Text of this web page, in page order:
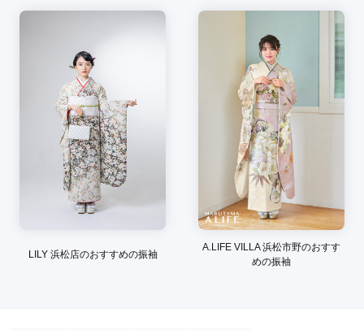
LILY 浜松店のおすすめの振袖
A.LIFE VILLA 浜松市野のおすす
めの振袖